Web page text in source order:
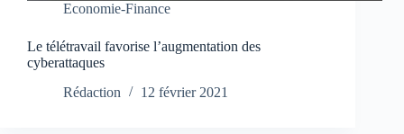
Economie-Finance
Le télétravail favorise l’augmentation des
cyberattaques
Rédaction
12 février 2021